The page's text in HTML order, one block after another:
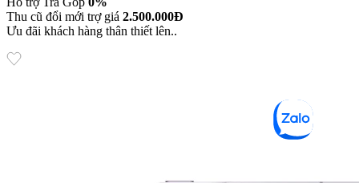
Thu cũ đổi mới trợ giá 2.500.000Đ
Ưu đãi khách hàng thân thiết lên..